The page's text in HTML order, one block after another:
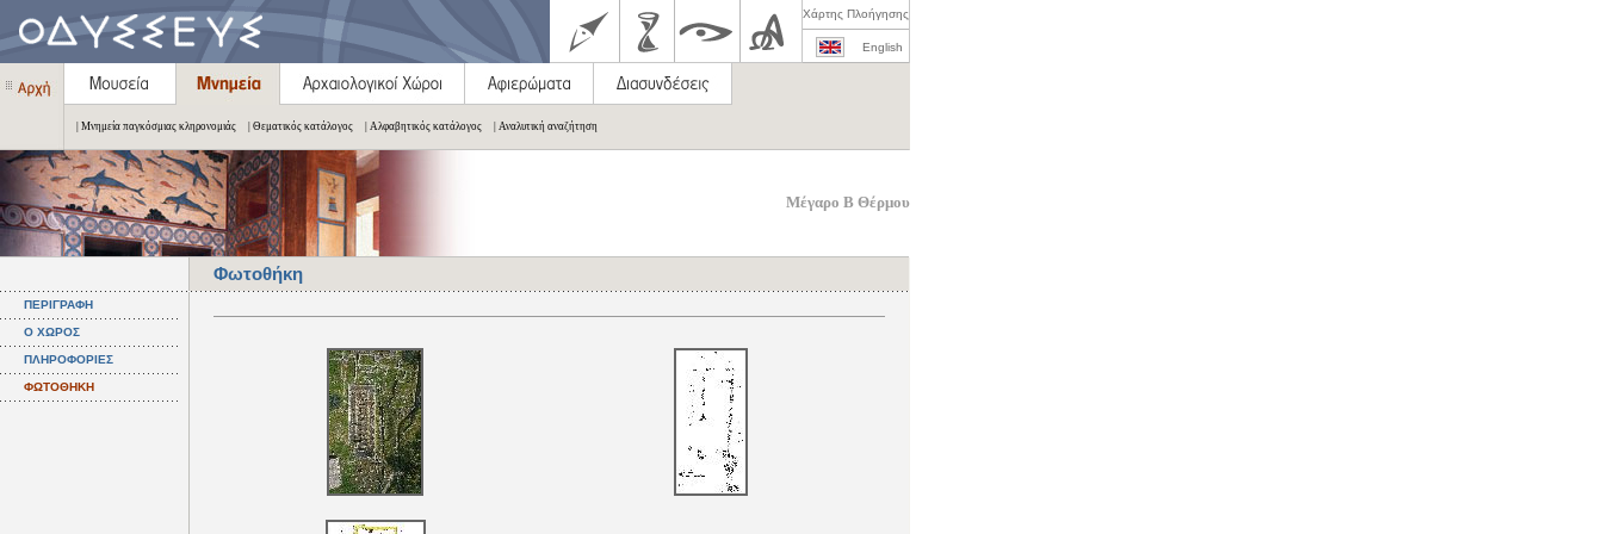
Χάρτης Πλοήγησης
English
| Μνημεία παγκόσμιας κληρονομιάς | Θεματικός κατάλογος | Αλφαβητικός κατάλογος | Αναλυτική αναζήτηση
Μέγαρο Β Θέρμου
Φωτοθήκη
ΠΕΡΙΓΡΑΦΗ
Ο ΧΩΡΟΣ
ΠΛΗΡΟΦΟΡΙΕΣ
ΦΩΤΟΘΗΚΗ